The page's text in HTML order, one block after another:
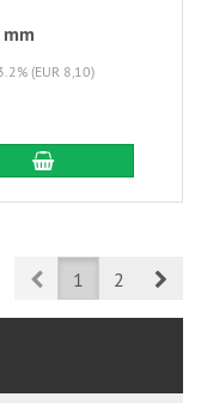
(EUR 8,10)
Prev1 2